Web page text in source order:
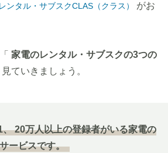
ンタル・サブスクCLAS（クラス）
がお
家電のレンタル・サブスクの3つの
ていきましょう。
20万人以上の登録者がいる家電の
ービスです。